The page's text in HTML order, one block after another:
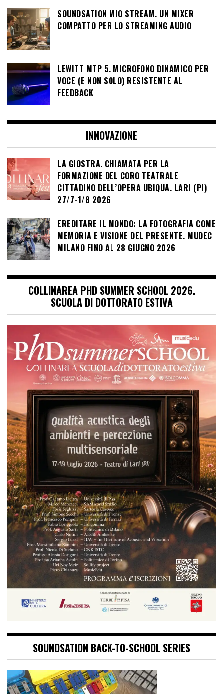
SOUNDSATION MIO STREAM. UN MIXER
COMPATTO PER LO STREAMING AUDIO
LEWITT MTP 5. MICROFONO DINAMICO PER
VOCE (E NON SOLO) RESISTENTE AL
FEEDBACK
INNOVAZIONE
LA GIOSTRA. CHIAMATA PER LA
FORMAZIONE DEL CORO TEATRALE
CITTADINO DELL’OPERA UBIQUA. LARI (PI)
27/7-1/8 2026
EREDITARE IL MONDO: LA FOTOGRAFIA COME
MEMORIA E VISIONE DEL PRESENTE. MUDEC
MILANO FINO AL 28 GIUGNO 2026
COLLINAREA PHD SUMMER SCHOOL 2026.
SCUOLA DI DOTTORATO ESTIVA
SOUNDSATION BACK-TO-SCHOOL SERIES